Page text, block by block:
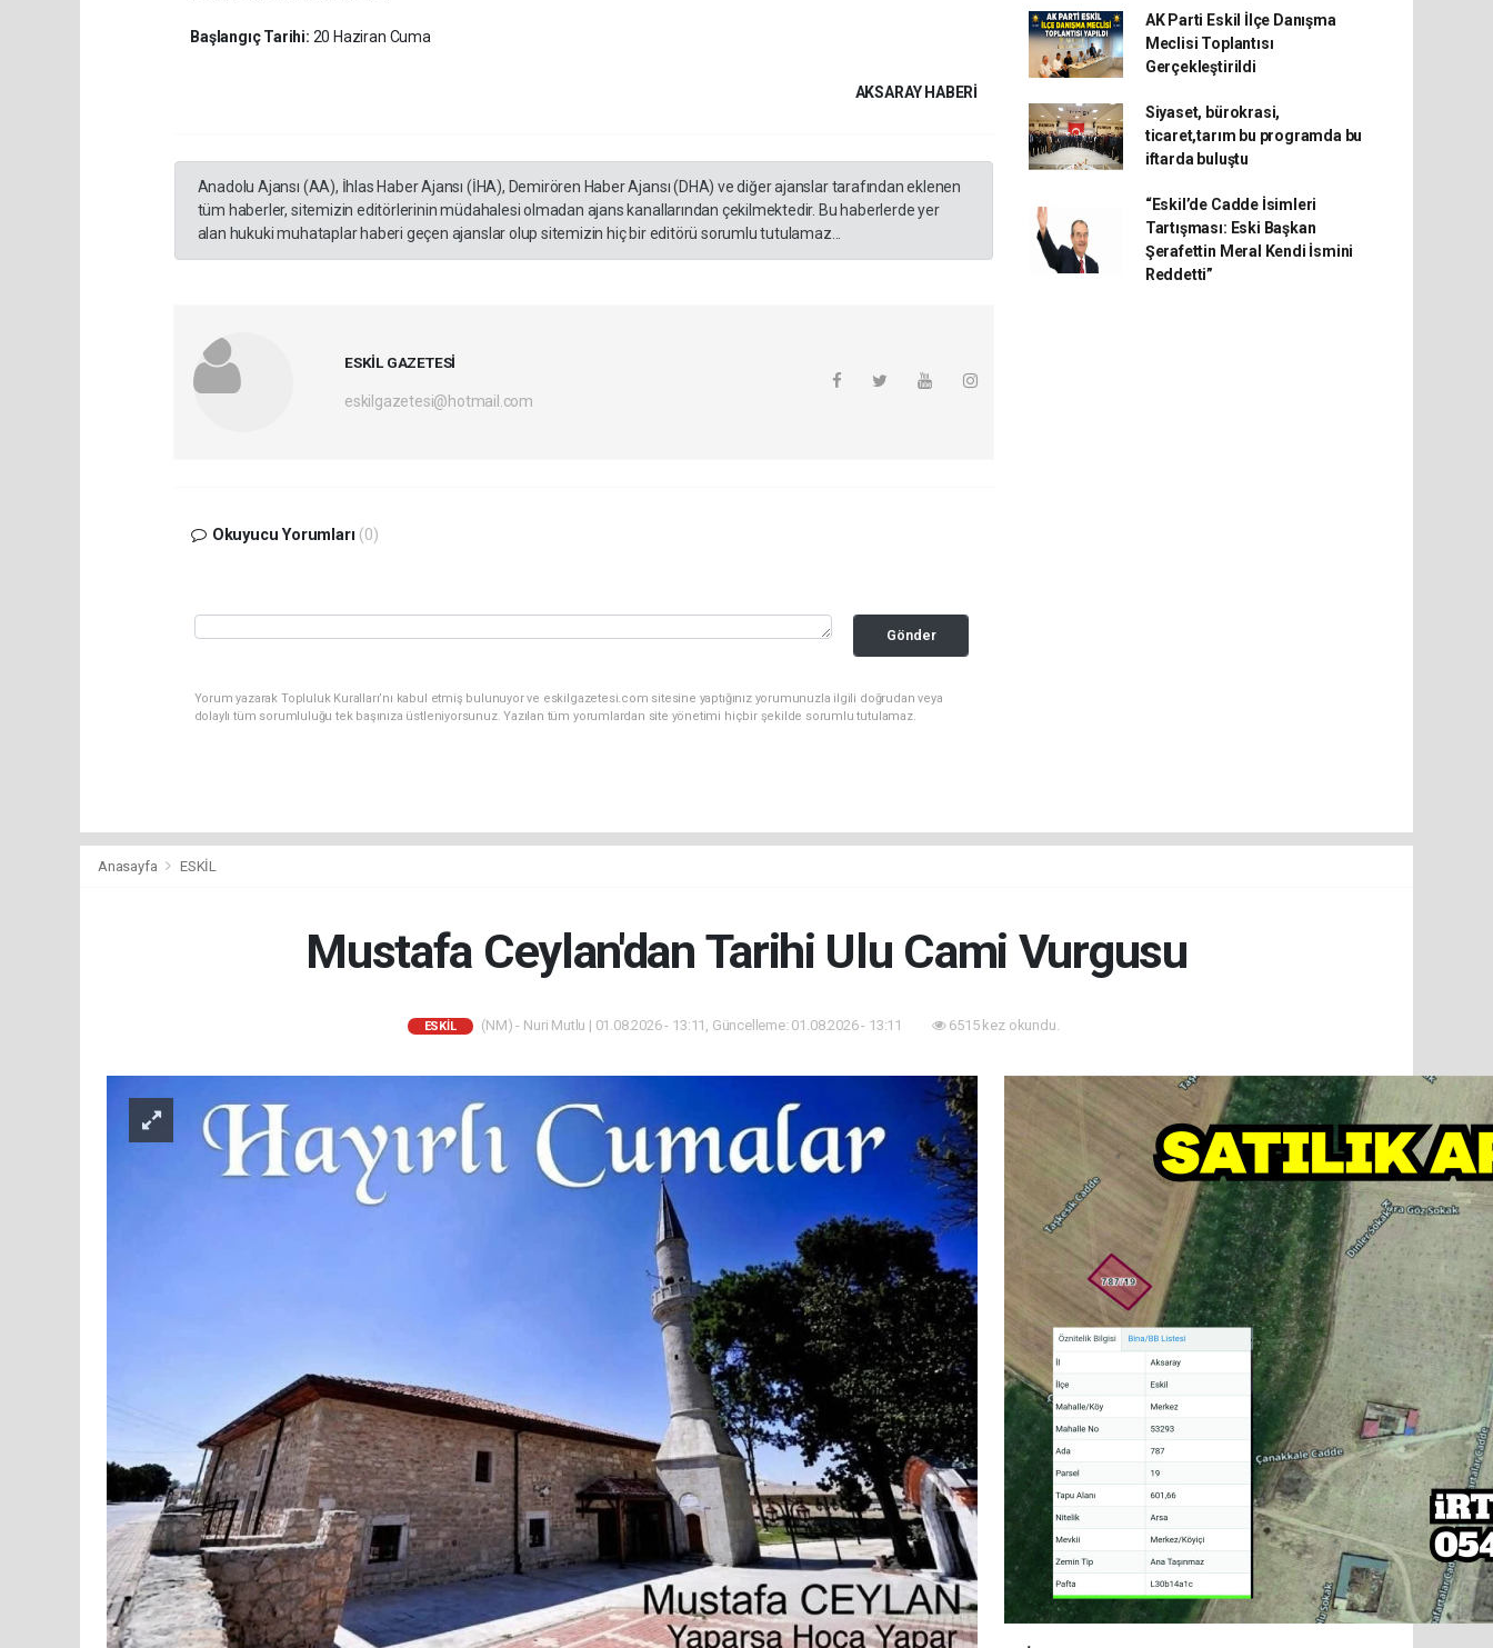
Başlangıç Tarihi: 20 Haziran Cuma
AKSARAY HABERİ
Anadolu Ajansı (AA), İhlas Haber Ajansı (İHA), Demirören Haber Ajansı (DHA) ve diğer ajanslar tarafından eklenen
tüm haberler, sitemizin editörlerinin müdahalesi olmadan ajans kanallarından çekilmektedir. Bu haberlerde yer
alan hukuki muhataplar haberi geçen ajanslar olup sitemizin hiç bir editörü sorumlu tutulamaz...
ESKİL GAZETESİ
eskilgazetesi@hotmail.com
Okuyucu Yorumları (0)
Gönder
Yorum yazarak Topluluk Kuralları’nı kabul etmiş bulunuyor ve eskilgazetesi.com sitesine yaptığınız yorumunuzla ilgili doğrudan veya
dolaylı tüm sorumluluğu tek başınıza üstleniyorsunuz. Yazılan tüm yorumlardan site yönetimi hiçbir şekilde sorumlu tutulamaz.
AK Parti Eskil İlçe Danışma
Meclisi Toplantısı
Gerçekleştirildi
Siyaset, bürokrasi,
ticaret,tarım bu programda bu
iftarda buluştu
“Eskil’de Cadde İsimleri
Tartışması: Eski Başkan
Şerafettin Meral Kendi İsmini
Reddetti”
Anasayfa ESKİL
Mustafa Ceylan'dan Tarihi Ulu Cami Vurgusu
ESKİL (NM) - Nuri Mutlu | 01.08.2026 - 13:11, Güncelleme: 01.08.2026 - 13:11 6515 kez okundu.